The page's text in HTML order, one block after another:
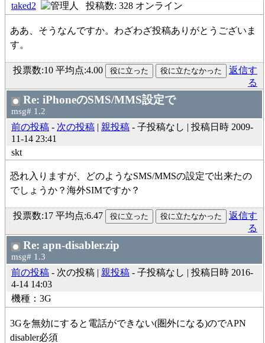
taked2
投稿数: 328 オンライン
ああ、そうなんですか。わざわざ投稿ありがとうございま
す。
投票数:10 平均点:4.00
返信す
る
Re: iPhoneのSMS/MMS設定で
msg# 1.2
前の投稿 - 次の投稿 | 親投稿 - 子投稿なし | 投稿日時 2009-
11-14 23:41
skt
恐れ入りますが、どのようなSMS/MMSの設定で出来たの
でしょうか？海外SIMですか？
投票数:17 平均点:6.47
返信す
る
Re: apn-disabler.zip
msg# 1.3
前の投稿 - 次の投稿 | 親投稿 - 子投稿なし | 投稿日時 2016-
4-14 14:03
機種：3G
3Gを無効にすると電話ができない(圏外になる)のでAPN
disabler必須